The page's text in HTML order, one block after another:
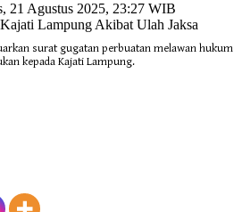
21 Agustus 2025, 23:27 WIB
surat gugatan perbuatan melawan hukum
kepada Kajati Lampung.